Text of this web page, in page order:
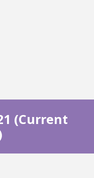
(Current